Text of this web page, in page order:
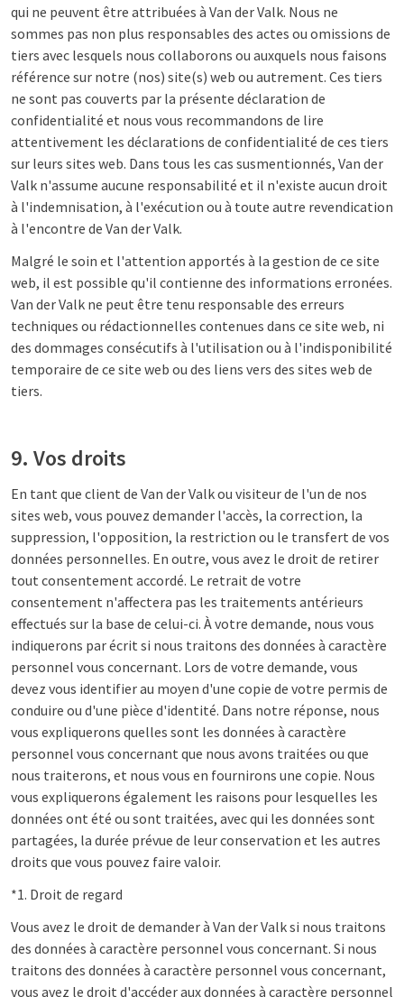
qui ne peuvent être attribuées à Van der Valk. Nous ne
sommes pas non plus responsables des actes ou omissions de
tiers avec lesquels nous collaborons ou auxquels nous faisons
référence sur notre (nos) site(s) web ou autrement. Ces tiers
ne sont pas couverts par la présente déclaration de
confidentialité et nous vous recommandons de lire
attentivement les déclarations de confidentialité de ces tiers
sur leurs sites web. Dans tous les cas susmentionnés, Van der
Valk n'assume aucune responsabilité et il n'existe aucun droit
à l'indemnisation, à l'exécution ou à toute autre revendication
à l'encontre de Van der Valk.
Malgré le soin et l'attention apportés à la gestion de ce site
web, il est possible qu'il contienne des informations erronées.
Van der Valk ne peut être tenu responsable des erreurs
techniques ou rédactionnelles contenues dans ce site web, ni
des dommages consécutifs à l'utilisation ou à l'indisponibilité
temporaire de ce site web ou des liens vers des sites web de
tiers.
9. Vos droits
En tant que client de Van der Valk ou visiteur de l'un de nos
sites web, vous pouvez demander l'accès, la correction, la
suppression, l'opposition, la restriction ou le transfert de vos
données personnelles. En outre, vous avez le droit de retirer
tout consentement accordé. Le retrait de votre
consentement n'affectera pas les traitements antérieurs
effectués sur la base de celui-ci. À votre demande, nous vous
indiquerons par écrit si nous traitons des données à caractère
personnel vous concernant. Lors de votre demande, vous
devez vous identifier au moyen d'une copie de votre permis de
conduire ou d'une pièce d'identité. Dans notre réponse, nous
vous expliquerons quelles sont les données à caractère
personnel vous concernant que nous avons traitées ou que
nous traiterons, et nous vous en fournirons une copie. Nous
vous expliquerons également les raisons pour lesquelles les
données ont été ou sont traitées, avec qui les données sont
partagées, la durée prévue de leur conservation et les autres
droits que vous pouvez faire valoir.
*1. Droit de regard
Vous avez le droit de demander à Van der Valk si nous traitons
des données à caractère personnel vous concernant. Si nous
traitons des données à caractère personnel vous concernant,
vous avez le droit d'accéder aux données à caractère personnel